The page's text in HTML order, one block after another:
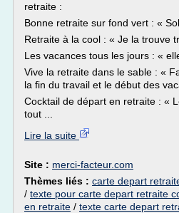
retraite :
Bonne retraite sur fond vert : «
Retraite à la cool : « Je la trouve
Les vacances tous les jours : «
Vive la retraite dans le sable : «
la fin du travail et le début des
Cocktail de départ en retraite : «
tout ...
Lire la suite
Site : merci-facteur.com
Thèmes liés : carte depart
/ texte pour carte depart retraite
en retraite / texte carte depart